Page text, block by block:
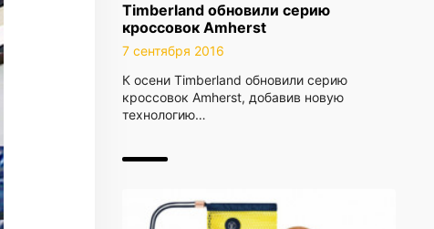
Timberland обновили серию
кроссовок Amherst
7 сентября 2016
К осени Timberland обновили серию
кроссовок Amherst, добавив новую
технологию…